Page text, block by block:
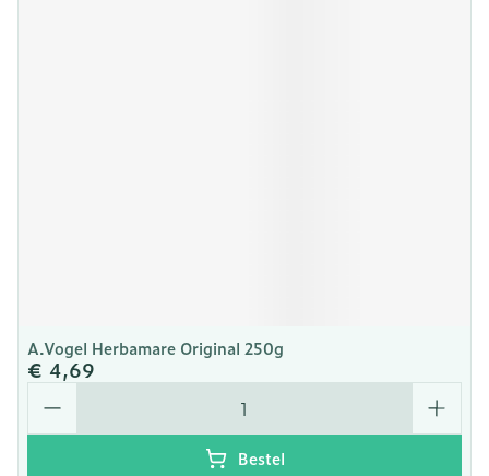
A.Vogel Herbamare Original 250g
€ 4,69
Aantal
Bestel